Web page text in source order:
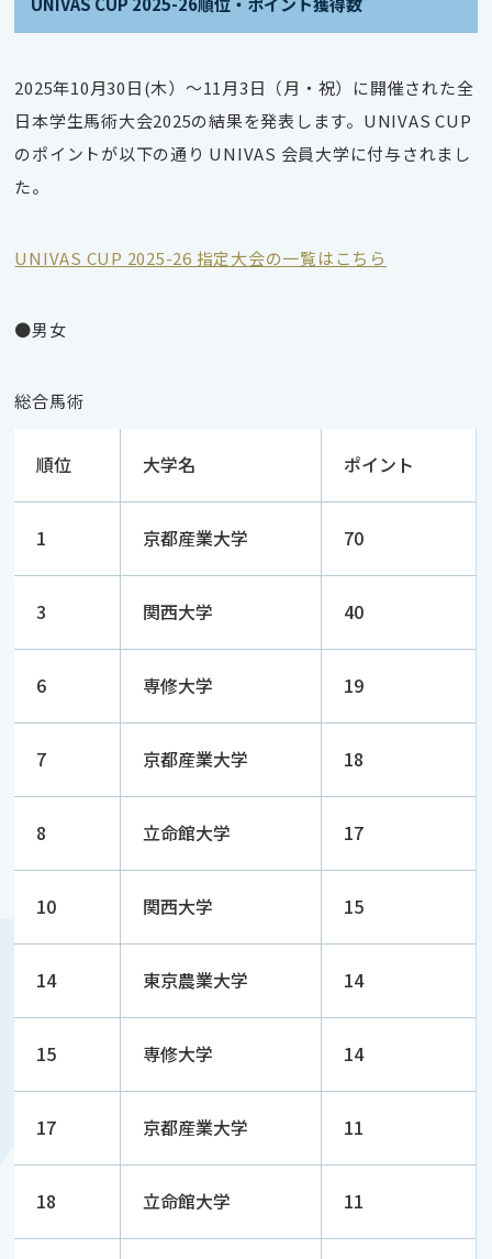
2025年10月30日(木）～11月3日（月・祝）に開催された全
日本学生馬術大会2025の結果を発表します。UNIVAS CUP
のポイントが以下の通り UNIVAS 会員大学に付与されまし
た。
UNIVAS CUP 2025-26 指定大会の一覧はこちら
●男女
総合馬術
順位 大学名 ポイント
1 京都産業大学 70
3 関西大学 40
6 専修大学 19
7 京都産業大学 18
8 立命館大学 17
10 関西大学 15
14 東京農業大学 14
15 専修大学 14
17 京都産業大学 11
18 立命館大学 11